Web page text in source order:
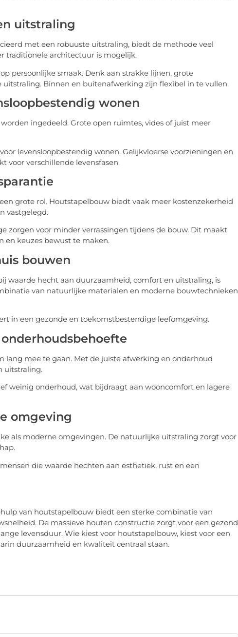
uitstraling
met een robuuste uitstraling, biedt de methode veel
traditionele architectuur is mogelijk.
persoonlijke smaak. Denk aan strakke lijnen, grote
Binnen en buitenafwerking zijn flexibel in te vullen.
wonen
ingedeeld. Grote open ruimtes, vides of juist meer
levensloopbestendig wonen. Gelijkvloerse voorzieningen en
voor verschillende levensfasen.
grote rol. Houtstapelbouw biedt vaak meer kostenzekerheid
vastgelegd.
zorgen voor minder verrassingen tijdens de bouw. Dit maakt
en keuzes bewust te maken.
bouwen
waarde hecht aan duurzaamheid, comfort en uitstraling, is
van natuurlijke materialen en moderne bouwtechnieken
in een gezonde en toekomstbestendige leefomgeving.
mee te gaan. Met de juiste afwerking en onderhoud
uitstraling.
weinig onderhoud, wat bijdraagt aan wooncomfort en lagere
omgeving
als moderne omgevingen. De natuurlijke uitstraling zorgt voor
die waarde hechten aan esthetiek, rust en een
van houtstapelbouw biedt een sterke combinatie van
De massieve houten constructie zorgt voor een gezond
levensduur. Wie kiest voor houtstapelbouw, kiest voor een
duurzaamheid en kwaliteit centraal staan.